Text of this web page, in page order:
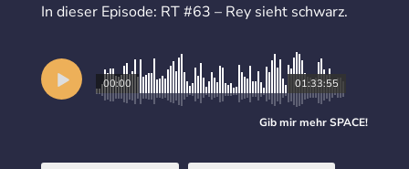
In dieser Episode: RT #63 – Rey sieht schwarz.
01:33:55
00:00
Gib mir mehrSPACE!